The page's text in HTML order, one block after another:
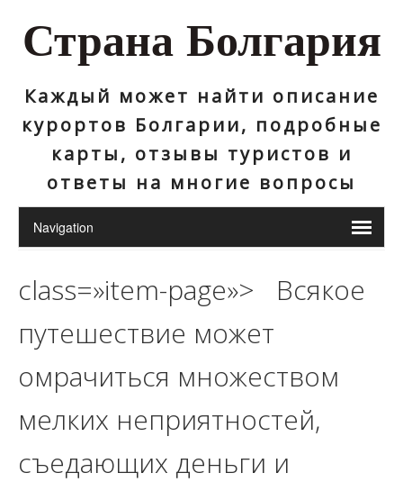
Страна Болгария
Каждый может найти описание
курортов Болгарии, подробные
карты, отзывы туристов и
ответы на многие вопросы
class=»item-page»> Всякое
путешествие может
омрачиться множеством
мелких неприятностей,
съедающих деньги и